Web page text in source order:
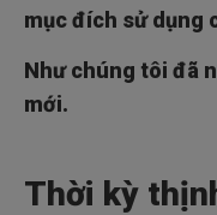
mục đích sử dụng
Như chúng tôi đã
mới.
Thời kỳ